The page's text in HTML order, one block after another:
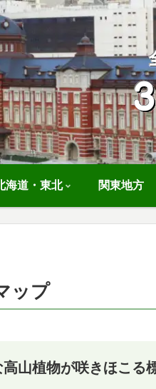
海道・東北 関東地方
ップ
高山植物が咲きほこる